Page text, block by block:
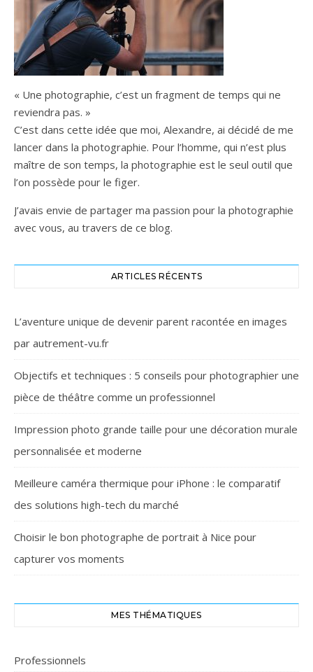
« Une photographie, c’est un fragment de temps qui ne
reviendra pas. »
C’est dans cette idée que moi, Alexandre, ai décidé de me
lancer dans la photographie. Pour l’homme, qui n’est plus
maître de son temps, la photographie est le seul outil que
l’on possède pour le figer.
J’avais envie de partager ma passion pour la photographie
avec vous, au travers de ce blog.
ARTICLES RÉCENTS
L’aventure unique de devenir parent racontée en images
par autrement-vu.fr
Objectifs et techniques : 5 conseils pour photographier une
pièce de théâtre comme un professionnel
Impression photo grande taille pour une décoration murale
personnalisée et moderne
Meilleure caméra thermique pour iPhone : le comparatif
des solutions high-tech du marché
Choisir le bon photographe de portrait à Nice pour
capturer vos moments
MES THÉMATIQUES
Professionnels